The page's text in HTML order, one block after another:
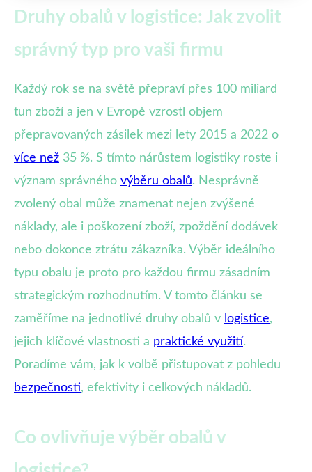
Druhy obalů v logistice: Jak zvolit
správný typ pro vaši firmu
Každý rok se na světě přepraví přes 100 miliard
tun zboží a jen v Evropě vzrostl objem
přepravovaných zásilek mezi lety 2015 a 2022 o
více než 35 %. S tímto nárůstem logistiky roste i
význam správného výběru obalů. Nesprávně
zvolený obal může znamenat nejen zvýšené
náklady, ale i poškození zboží, zpoždění dodávek
nebo dokonce ztrátu zákazníka. Výběr ideálního
typu obalu je proto pro každou firmu zásadním
strategickým rozhodnutím. V tomto článku se
zaměříme na jednotlivé druhy obalů v logistice,
jejich klíčové vlastnosti a praktické využití.
Poradíme vám, jak k volbě přistupovat z pohledu
bezpečnosti, efektivity i celkových nákladů.
Co ovlivňuje výběr obalů v